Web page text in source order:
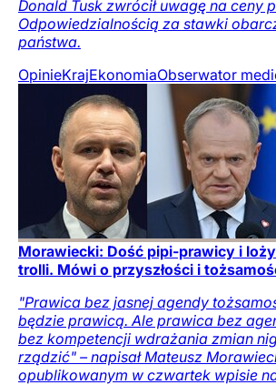
Donald Tusk zwrócił uwagę na ceny
Odpowiedzialnością za stawki
państwa.
OpinieKrajEkonomiaObserwator
Morawiecki: Dość pipi-prawicy i
trolli. Mówi o przyszłości i
"Prawica bez jasnej agendy
będzie prawicą. Ale prawica bez
bez kompetencji wdrażania zmian
rządzić" – napisał Mateusz
opublikowanym w czwartek wpisie